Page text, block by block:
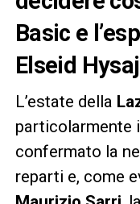
Basic e
Elseid
L’estate della
particolarmente
confermato la
reparti e, come